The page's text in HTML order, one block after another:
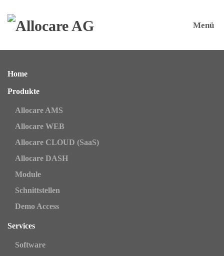
Zum Hauptinhalt springen Menü
Home
Produkte
Allocare AMS
Allocare WEB
Allocare CLOUD (SaaS)
Allocare DASH
Module
Schnittstellen
Demo Access
Services
Software